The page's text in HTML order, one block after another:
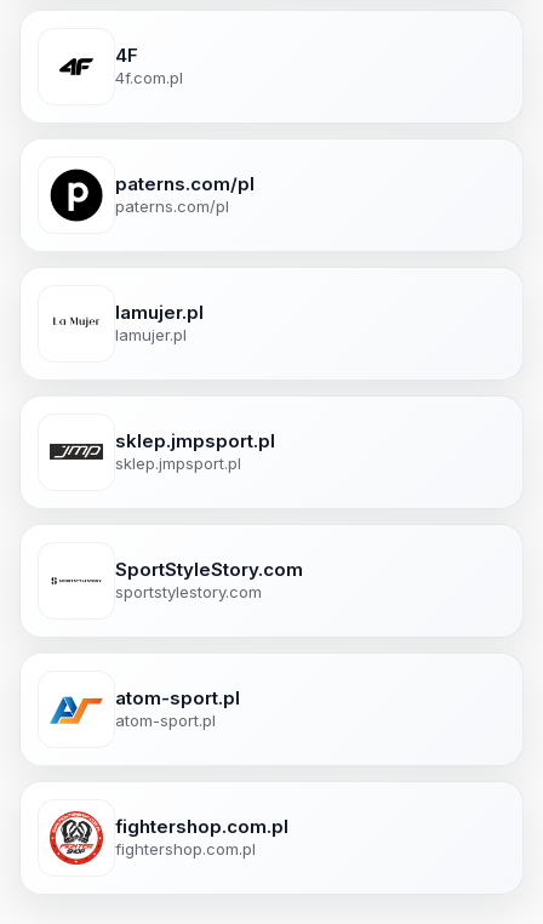
4F
4f.com.pl
paterns.com/pl
paterns.com/pl
lamujer.pl
lamujer.pl
sklep.jmpsport.pl
sklep.jmpsport.pl
SportStyleStory.com
sportstylestory.com
atom-sport.pl
atom-sport.pl
fightershop.com.pl
fightershop.com.pl